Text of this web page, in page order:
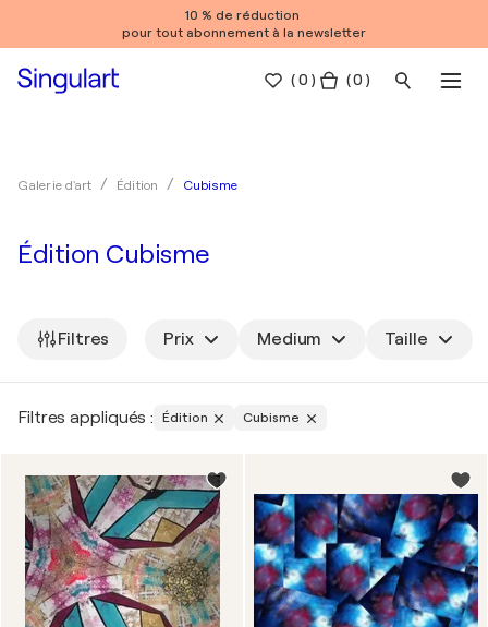
10 % de réduction
pour tout abonnement à la newsletter
(0 ) ( 0 )
Galerie d'art Édition Cubisme
Édition Cubisme
Filtres Prix Medium Taille
Filtres appliqués : Édition Cubisme